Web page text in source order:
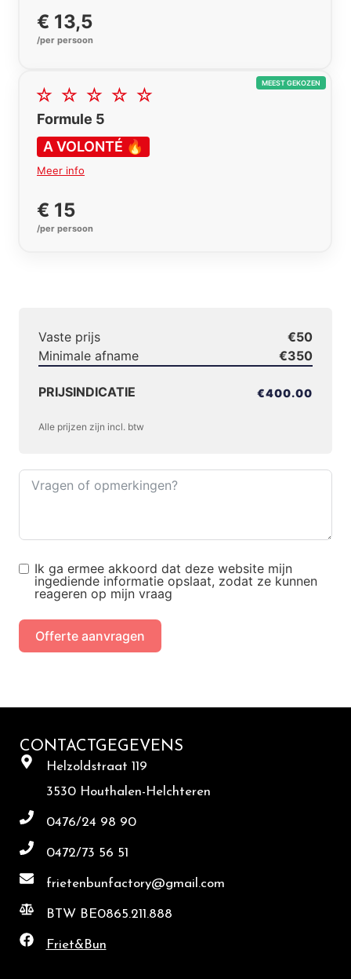
€ 13,5
/per persoon
Formule 5
A VOLONTÉ 🔥
MEEST GEKOZEN
Meer info
€ 15
/per persoon
Vaste prijs
€50
Minimale afname
€350
PRIJSINDICATIE €400.00
Alle prijzen zijn incl. btw
Ik ga ermee akkoord dat deze website mijn
ingediende informatie opslaat, zodat ze kunnen
reageren op mijn vraag
Offerte aanvragen
CONTACTGEGEVENS
Helzoldstraat 119
3530 Houthalen-Helchteren
0476/24 98 90
0472/73 56 51
frietenbunfactory@gmail.com
BTW BE0865.211.888
Friet&Bun